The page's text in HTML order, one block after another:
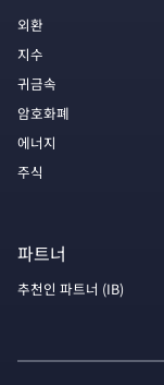
외환
지수
귀금속
암호화폐
에너지
주식
파트너
추천인 파트너 (IB)